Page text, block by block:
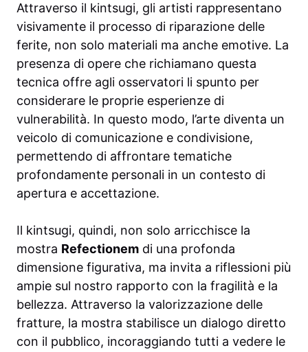
Attraverso il kintsugi, gli artisti rappresentano
visivamente il processo di riparazione delle
ferite, non solo materiali ma anche emotive. La
presenza di opere che richiamano questa
tecnica offre agli osservatori li spunto per
considerare le proprie esperienze di
vulnerabilità. In questo modo, l’arte diventa un
veicolo di comunicazione e condivisione,
permettendo di affrontare tematiche
profondamente personali in un contesto di
apertura e accettazione.
Il kintsugi, quindi, non solo arricchisce la
mostra Refectionem di una profonda
dimensione figurativa, ma invita a riflessioni più
ampie sul nostro rapporto con la fragilità e la
bellezza. Attraverso la valorizzazione delle
fratture, la mostra stabilisce un dialogo diretto
con il pubblico, incoraggiando tutti a vedere le